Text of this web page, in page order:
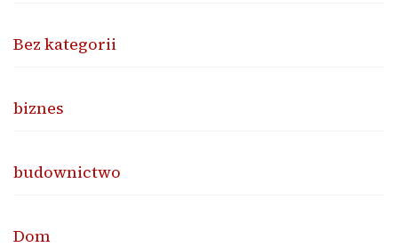
Bez kategorii
biznes
budownictwo
Dom